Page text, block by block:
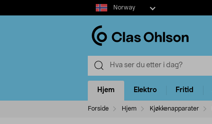
Select
market
Norway
Hjem Elektro Fritid
Forside Hjem Kjøkkenapparater